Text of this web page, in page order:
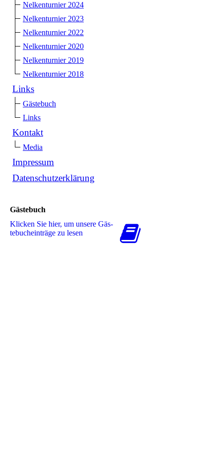
Nelkenturnier 2024
Nelkenturnier 2023
Nelkenturnier 2022
Nelkenturnier 2020
Nelkenturnier 2019
Nelkenturnier 2018
Links
Gästebuch
Links
Kontakt
Media
Impressum
Datenschutzerklärung
Gästebuch
Klicken Sie hier, um unsere Gäs­
te­buch­ein­trä­ge zu lesen